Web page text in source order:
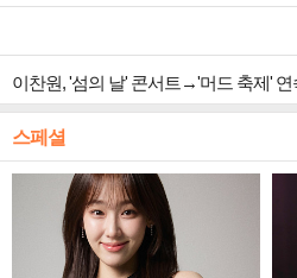
이찬원, '섬의 날' 콘서트→'머드 축제' 연
스페셜